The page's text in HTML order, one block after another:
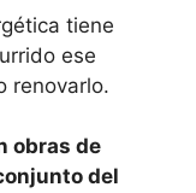
tiene
ese
renovarlo.
obras de
del